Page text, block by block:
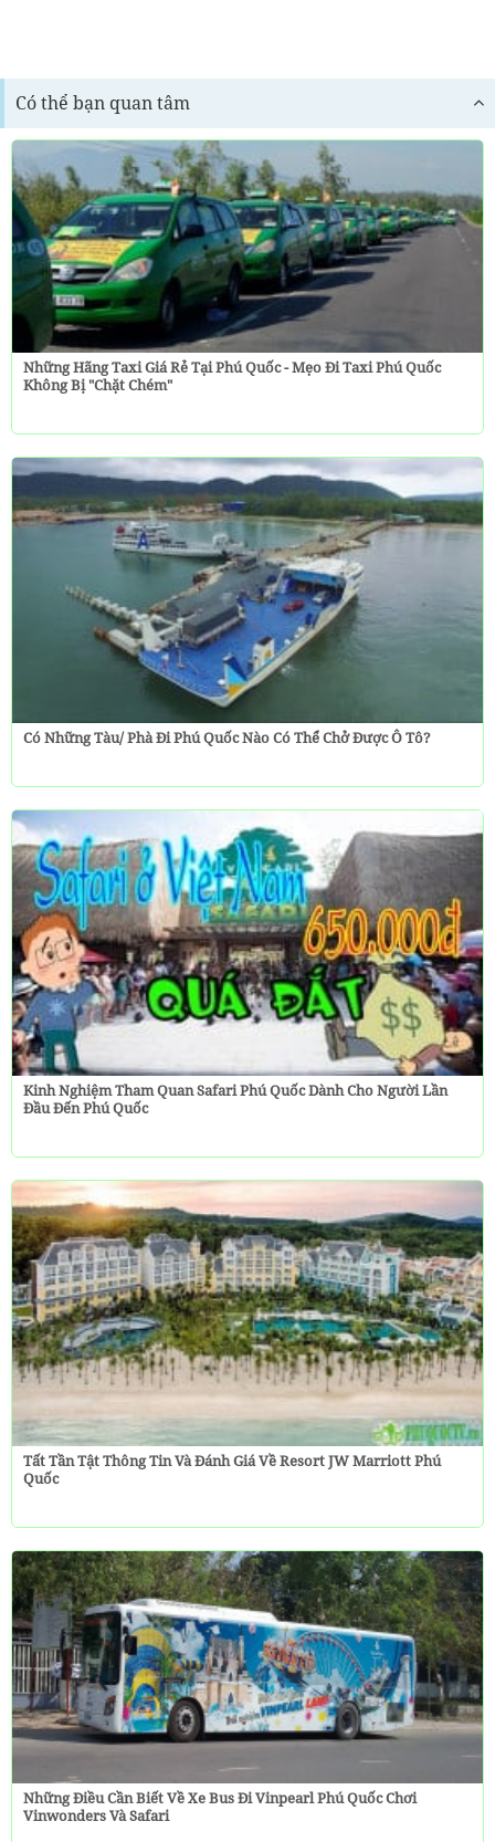
Có thể bạn quan tâm
Những Hãng Taxi Giá Rẻ Tại Phú Quốc - Mẹo Đi Taxi Phú Quốc
Không Bị "chặt Chém"
Có Những Tàu/ Phà Đi Phú Quốc Nào Có Thể Chở Được Ô Tô?
Kinh Nghiệm Tham Quan Safari Phú Quốc Dành Cho Người Lần
Đầu Đến Phú Quốc
Tất Tần Tật Thông Tin Và Đánh Giá Về Resort JW Marriott Phú
Quốc
Những Điều Cần Biết Về Xe Bus Đi Vinpearl Phú Quốc Chơi
Vinwonders Và Safari